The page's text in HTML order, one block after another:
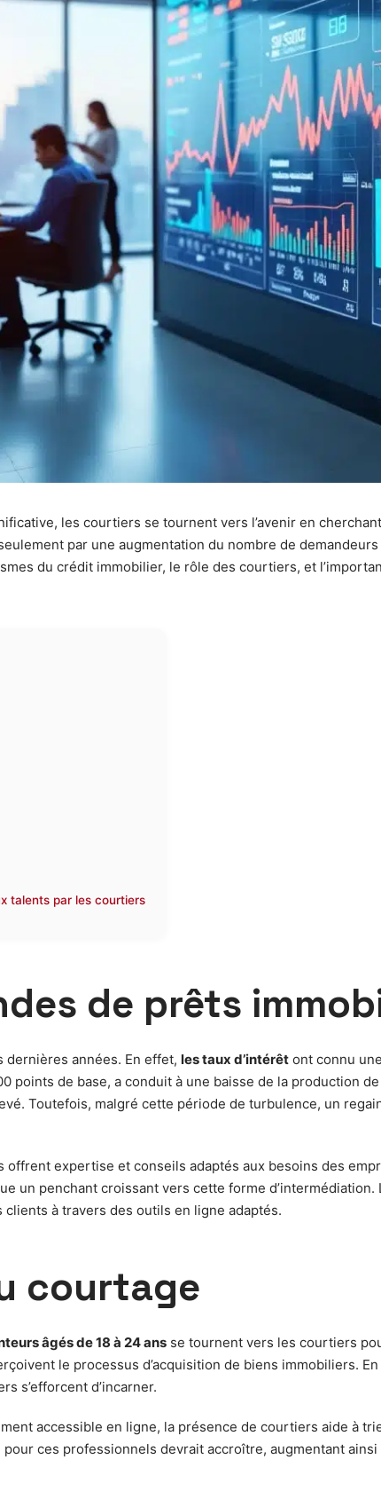
les courtiers se tournent vers l’avenir en
par une augmentation du nombre de
du crédit immobilier, le rôle des courtiers, et
talents par les courtiers
de prêts
années. En effet, les taux d’intérêt ont connu
de base, a conduit à une baisse de la production
Toutefois, malgré cette période de turbulence, un
expertise et conseils adaptés aux besoins des
un penchant croissant vers cette forme
clients à travers des outils en ligne adaptés.
courtage
âgés de 18 à 24 ans se tournent vers les courtiers
le processus d’acquisition de biens immobiliers.
s’efforcent d’incarner.
accessible en ligne, la présence de courtiers aide à
ces professionnels devrait accroître, augmentant